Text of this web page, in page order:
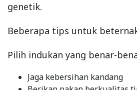
genetik.
Beberapa tips untuk
Pilih indukan yang benar-
Jaga kebersihan kandang